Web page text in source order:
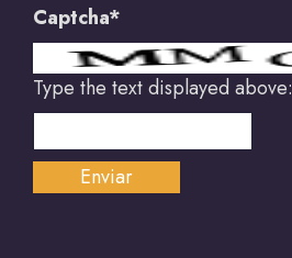
Captcha*
Type the text displayed above: